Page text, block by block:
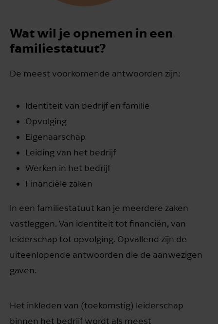
Wat wil je opnemen in een
familiestatuut?
De meest voorkomende antwoorden zijn:
Identiteit van bedrijf en familie
Opvolging
Eigenaarschap
Leiding van het bedrijf
Werken in het bedrijf
Financiële zaken
In een familiestatuut kan je meerdere zaken
vastleggen. Van identiteit tot financiën, van
leiderschap tot opvolging. Opvallend zijn de
uiteenlopende antwoorden die de aanwezigen
gaven.
Het inkleden van (toekomstig) leiderschap
binnen het bedrijf wordt als meest